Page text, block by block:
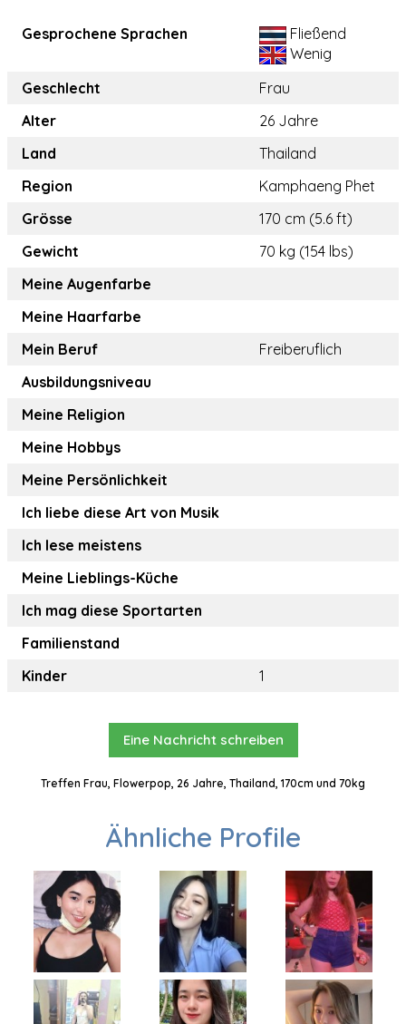
Gesprochene Sprachen
Fließend
Wenig
Geschlecht
Frau
Alter
26 Jahre
Land
Thailand
Region
Kamphaeng Phet
Grösse
170 cm (5.6 ft)
Gewicht
70 kg (154 lbs)
Meine Augenfarbe
Meine Haarfarbe
Mein Beruf
Freiberuflich
Ausbildungsniveau
Meine Religion
Meine Hobbys
Meine Persönlichkeit
Ich liebe diese Art von Musik
Ich lese meistens
Meine Lieblings-Küche
Ich mag diese Sportarten
Familienstand
Kinder
1
Eine Nachricht schreiben
Treffen Frau, Flowerpop, 26 Jahre, Thailand, 170cm und 70kg
Ähnliche Profile